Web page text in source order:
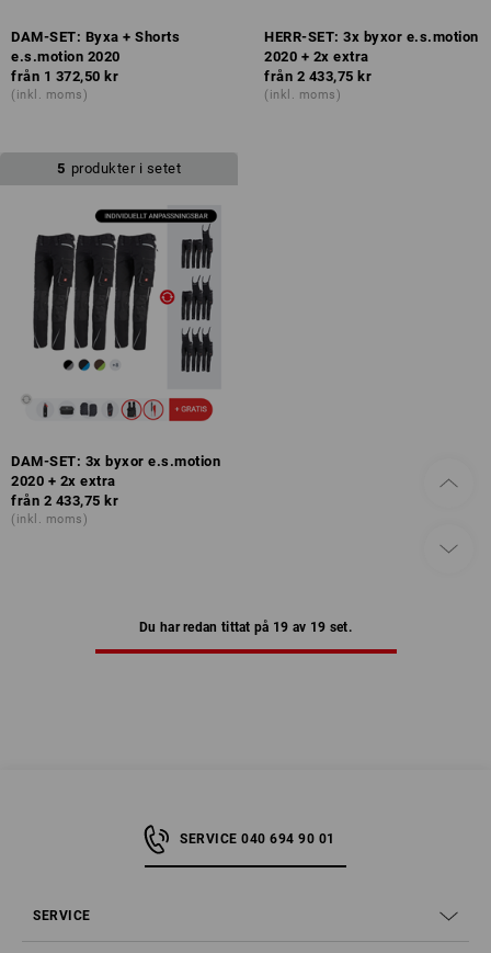
DAM-SET: Byxa + Shorts
e.s.motion 2020
från 1 372,50 kr
(inkl. moms)
HERR-SET: 3x byxor e.s.motion
2020 + 2x extra
från 2 433,75 kr
(inkl. moms)
5 produkter i setet
DAM-SET: 3x byxor e.s.motion
2020 + 2x extra
från 2 433,75 kr
(inkl. moms)
Du har redan tittat på 19 av 19 set.
SERVICE 040 694 90 01
SERVICE